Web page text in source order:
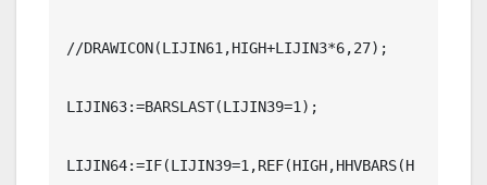
//DRAWICON(LIJIN61,HIGH+LIJIN3*6,27);
LIJIN63:=BARSLAST(LIJIN39=1);
LIJIN64:=IF(LIJIN39=1,REF(HIGH,HHVBARS(H